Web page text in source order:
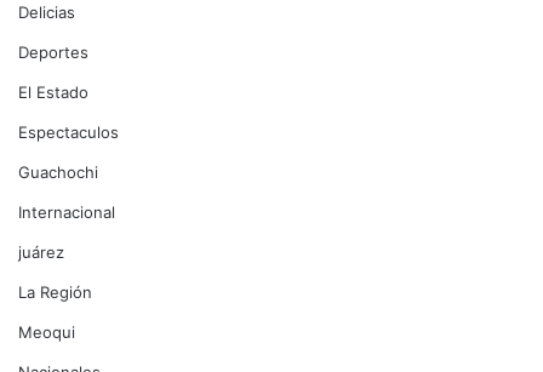
Delicias
Deportes
El Estado
Espectaculos
Guachochi
Internacional
juárez
La Región
Meoqui